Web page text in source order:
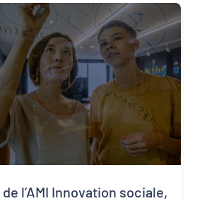
l’AMI Innovation sociale,